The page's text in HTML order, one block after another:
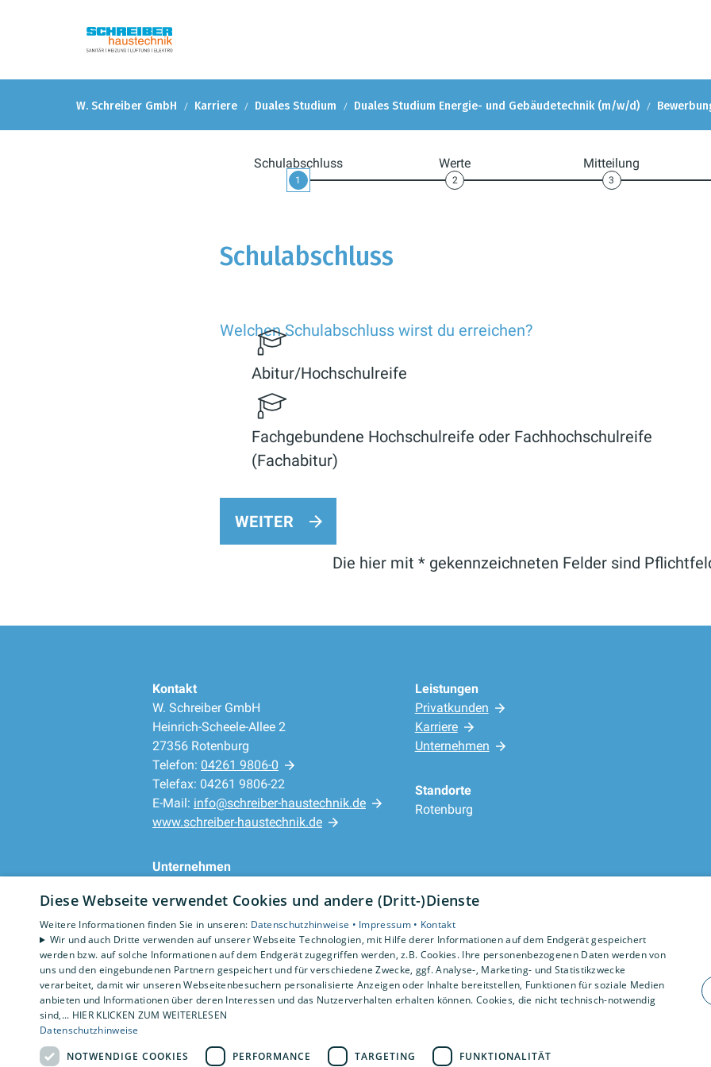
W. Schreiber GmbH Karriere Duales Studium Duales Studium Energie- und Gebäudetechnik (m/w/d)
Schulabschluss
1
Werte
2
Mitteilung
3
Schulabschluss
Welchen Schulabschluss wirst du erreichen?
Abitur/Hochschulreife
Fachgebundene Hochschulreife oder Fachhochschulreife
(Fachabitur)
WEITER
Die hier mit * gekennzeichneten Felder sind
Kontakt
W. Schreiber GmbH
Heinrich-Scheele-Allee 2
27356 Rotenburg
Telefon: 04261 9806-0
Telefax: 04261 9806-22
E-Mail: info@schreiber-haustechnik.de
www.schreiber-haustechnik.de
Unternehmen
Impressum
·
Barrierefreiheitserklärung
Leistungen
Privatkunden
Karriere
Unternehmen
Standorte
Rotenburg
Diese Webseite verwendet Cookies und andere (Dritt-)Dienste
Weitere Informationen finden Sie in unseren: Datenschutzhinweise • Impressum • Kontakt
Wir und auch Dritte verwenden auf unserer Webseite Technologien, mit Hilfe derer Informationen auf dem Endgerät gespeichert
werden bzw. auf solche Informationen auf dem Endgerät zugegriffen werden, z.B. Cookies. Ihre personenbezogenen Daten werden von
uns und den eingebundenen Partnern gespeichert und für verschiedene Zwecke, ggf. Analyse-, Marketing- und Statistikzwecke
verarbeitet, damit wir unseren Webseitenbesuchern personalisierte Anzeigen oder Inhalte bereitstellen, Funktionen für soziale Medien
anbieten und Informationen über deren Interessen und das Nutzerverhalten erhalten können. Cookies, die nicht technisch-notwendig
sind,... HIER KLICKEN ZUM WEITERLESEN
Datenschutzhinweise
NOTWENDIGE COOKIES
PERFORMANCE TARGETING FUNKTIONALITÄT